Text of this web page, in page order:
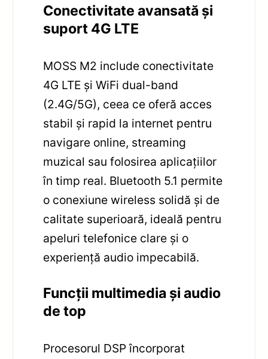
Conectivitate avansată și
suport 4G LTE
MOSS M2 include conectivitate
4G LTE și WiFi dual-band
(2.4G/5G), ceea ce oferă acces
stabil și rapid la internet pentru
navigare online, streaming
muzical sau folosirea aplicațiilor
în timp real. Bluetooth 5.1 permite
o conexiune wireless solidă și de
calitate superioară, ideală pentru
apeluri telefonice clare și o
experiență audio impecabilă.
Funcții multimedia și audio
de top
Procesorul DSP încorporat